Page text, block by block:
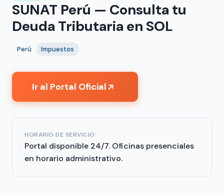
SUNAT Perú — Consulta tu
Deuda Tributaria en SOL
Perú Impuestos
Ir al Portal Oficial↗
HORARIO DE SERVICIO:
Portal disponible 24/7. Oficinas presenciales
en horario administrativo.